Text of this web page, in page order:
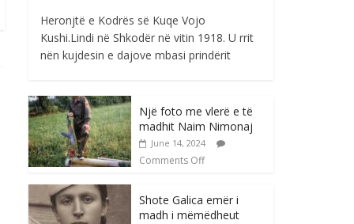
Heronjtë e Kodrës së Kuqe Vojo
Kushi.Lindi në Shkodër në vitin 1918. U rrit
nën kujdesin e dajove mbasi prindërit
Një foto me vlerë e të
madhit Naim Nimonaj
June 14, 2024
Comments Off
Shote Galica emër i
madh i mëmëdheut